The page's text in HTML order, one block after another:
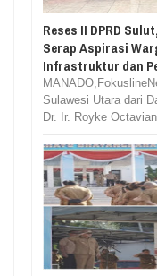
Reses II DPRD
Serap Aspirasi
Infrastruktur dan
Sulawesi Utara dari
Dr. Ir. Royke